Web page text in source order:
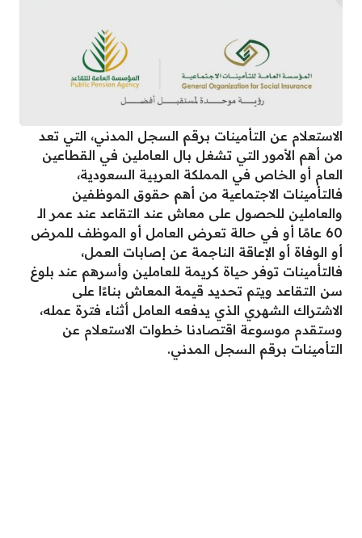
الاستعلام عن التأمينات برقم السجل المدني، التي تعد
من أهم الأمور التي تشغل بال العاملين في القطاعين
العام أو الخاص في المملكة العربية السعودية،
فالتأمينات الاجتماعية من أهم حقوق الموظفين
والعاملين للحصول على معاش عند التقاعد عند عمر الـ
60 عامًا أو في حالة تعرض العامل أو الموظف للمرض
أو الوفاة أو الإعاقة الناجمة عن إصابات العمل،
فالتأمينات توفر حياة كريمة للعاملين وأسرهم عند بلوغ
سن التقاعد ويتم تحديد قيمة المعاش بناءًا على
الاشتراك الشهري الذي يدفعه العامل أثناء فترة عمله،
وستقدم موسوعة اقتصادنا خطوات الاستعلام عن
التأمينات برقم السجل المدني.